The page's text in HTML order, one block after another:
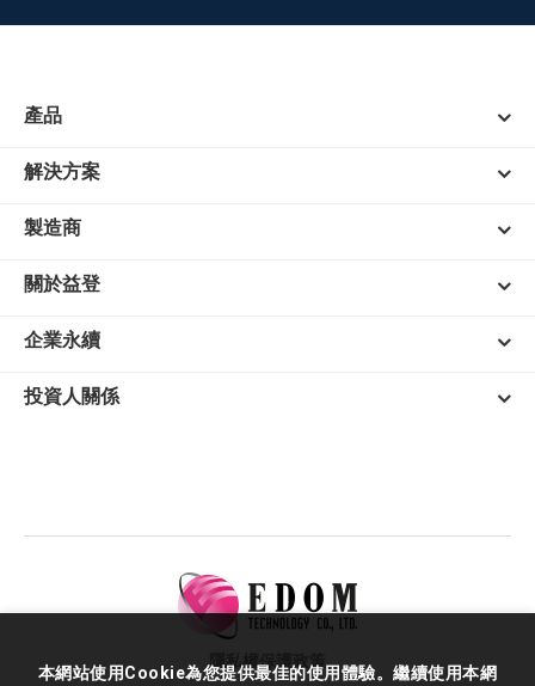
產品
解決方案
製造商
關於益登
企業永續
投資人關係
隱私權保護政策
本網站使用Cookie為您提供最佳的使用體驗。繼續使用本網